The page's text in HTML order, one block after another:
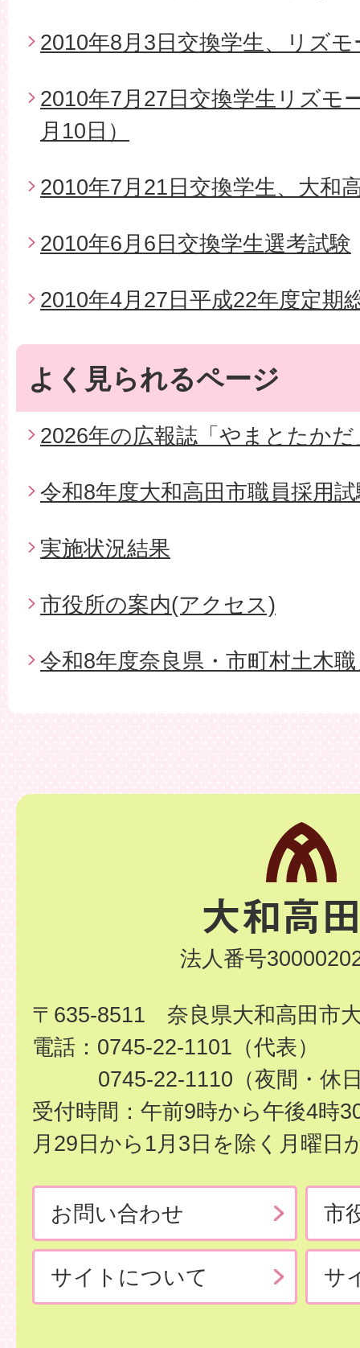
2010年8月3日交換学生、リズ
2010年7月27日交換学生リズモ
月10日）
2010年7月21日交換学生、大和
2010年6月6日交換学生選考試験
2010年4月27日平成22年度定期
よく見られるページ
2026年の広報誌「やまとたかだ
令和8年度大和高田市職員採用
実施状況結果
市役所の案内(アクセス)
令和8年度奈良県・市町村土木
法人番号
〒635-8511 奈良県大和高田市
電話：0745-22-1101（代表）
0745-22-1110（夜間・休
受付時間：午前9時から午後4時
月29日から1月3日を除く月曜日
お問い合わせ 市
サイトについて サ